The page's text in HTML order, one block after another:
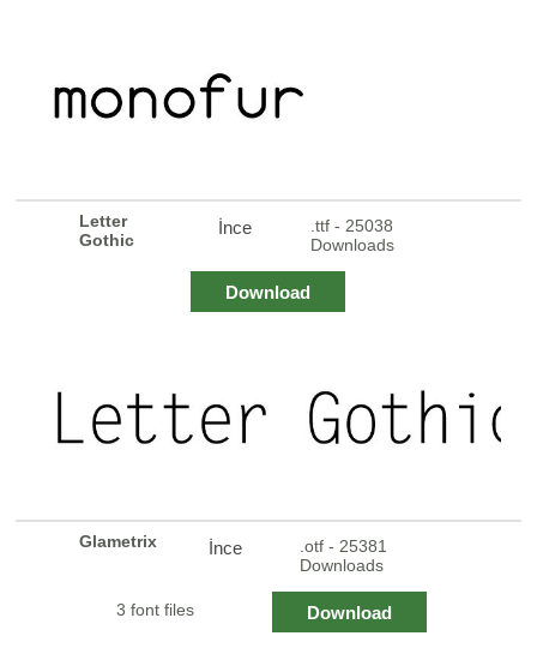
Letter
Gothic
İnce
.ttf - 25038
Downloads
Download
Glametrix İnce
.otf - 25381
Downloads
3 font files Download